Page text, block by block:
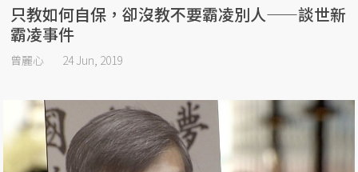
只教如何自保，卻沒教不要霸凌別人——談世新
霸凌事件
曾麗心 24 Jun, 2019